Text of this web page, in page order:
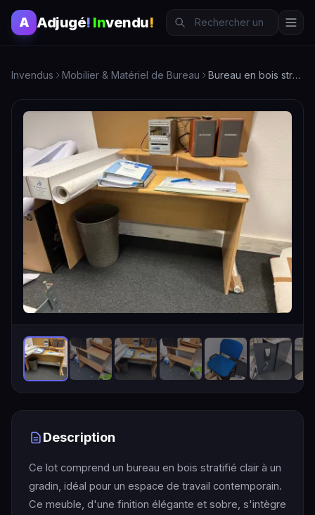
A Adjugé! Invendu!
Invendus Mobilier & Matériel de Bureau Bureau en bois stratifié clair à un gradin - Mobilier de bureau moderne
Description
Ce lot comprend un bureau en bois stratifié clair à un
gradin, idéal pour un espace de travail contemporain.
Ce meuble, d'une finition élégante et sobre, s'intègre